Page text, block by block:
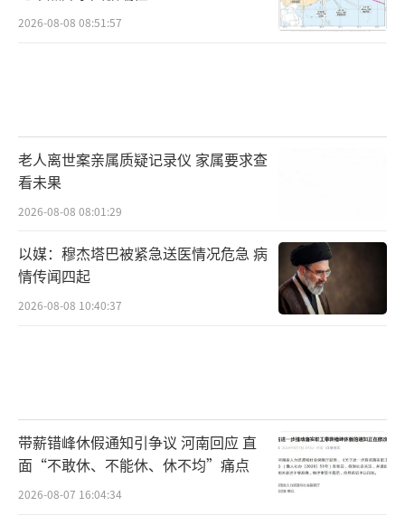
主所述我公司侵占其空置的房屋，并将该空置
此外，该回复中称，5月10日至6月20日，
物业与业主曾多次就赔偿事宜协商沟通，并组
织业主、民警、社区工作人员等多方参与协
调。
6月20日，物业最近一次提出的补偿方案
为：（1）给予业主赔偿九玺小区1个月的租金
业主家进行空气质量检测，以及一年内每月对
业主家室内外进行全面消杀。
2026-08-08 08:51:57
老人离世案亲属质疑记录仪 家属要求查
看未果
2026-08-08 08:01:29
以媒：穆杰塔巴被紧急送医情况危急 病
情传闻四起
2026-08-08 10:40:37
带薪错峰休假通知引争议 河南回应 直
面“不敢休、不能休、休不均”痛点
2026-08-07 16:04:34